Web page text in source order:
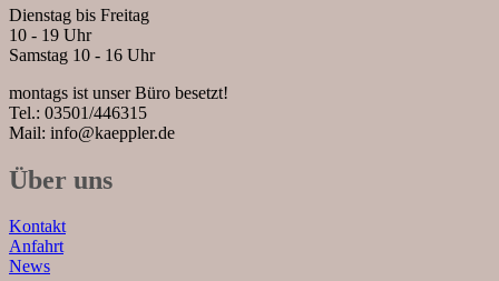
Dienstag bis Freitag
10 - 19 Uhr
Samstag 10 - 16 Uhr
montags ist unser Büro besetzt!
Tel.: 03501/446315
Mail: info@kaeppler.de
Über uns
Kontakt
Anfahrt
News